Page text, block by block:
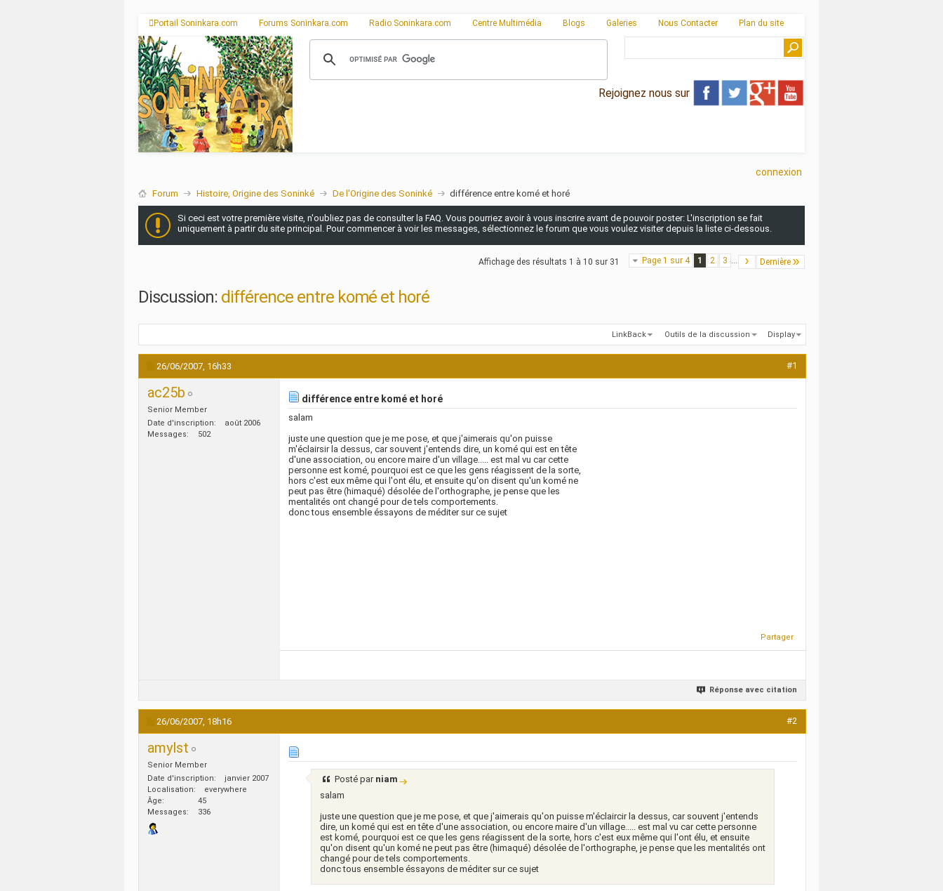
Portail Soninkara.com Forums Soninkara.com Radio Soninkara.com Centre Multimédia Blogs Galeries Nous Contacter Plan du site
Rejoignez nous sur
connexion
Forum Histoire, Origine des Soninké De l'Origine des Soninké différence entre komé et horé
Si ceci est votre première visite, n'oubliez pas de consulter la FAQ. Vous pourriez avoir à vous inscrire avant de pouvoir poster: L'inscription se fait
uniquement à partir du site principal. Pour commencer à voir les messages, sélectionnez le forum que vous voulez visiter depuis la liste ci-dessous.
Page 1 sur 4 1 2 3 ... Dernière
Affichage des résultats 1 à 10 sur 31
Discussion: différence entre komé et horé
LinkBack Outils de la discussion Display
26/06/2007, 16h33 #1
ac25b
Senior Member
Date d'inscription
août 2006
Messages
502
différence entre komé et horé
salam
juste une question que je me pose, et que j'aimerais qu'on puisse
m'éclairsir la dessus, car souvent j'entends dire, un komé qui est en tête
d'une association, ou encore maire d'un village..... est mal vu car cette
personne est komé, pourquoi est ce que les gens réagissent de la sorte,
hors c'est eux même qui l'ont élu, et ensuite qu'on disent qu'un komé ne
peut pas être (himaqué) désolée de l'orthographe, je pense que les
mentalités ont changé pour de tels comportements.
donc tous ensemble éssayons de méditer sur ce sujet
Partager
Réponse avec citation
26/06/2007, 18h16 #2
amylst
Senior Member
Date d'inscription
janvier 2007
Localisation
everywhere
Âge
45
Messages
336
Posté par niam
salam
juste une question que je me pose, et que j'aimerais qu'on puisse m'éclaircir la dessus, car souvent j'entends
dire, un komé qui est en tête d'une association, ou encore maire d'un village..... est mal vu car cette personne
est komé, pourquoi est ce que les gens réagissent de la sorte, hors c'est eux même qui l'ont élu, et ensuite
qu'on disent qu'un komé ne peut pas être (himaqué) désolée de l'orthographe, je pense que les mentalités ont
changé pour de tels comportements.
donc tous ensemble éssayons de méditer sur ce sujet